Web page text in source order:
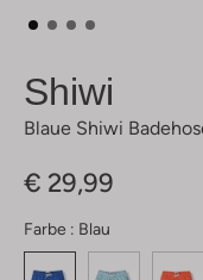
Shiwi
Blaue Shiwi
€ 29,99
Farbe : Blau